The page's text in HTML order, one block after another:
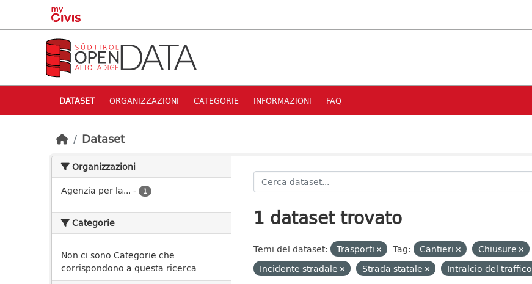
Skip to main content
DATASET ORGANIZZAZIONI CATEGORIE INFORMAZIONI FAQ
Dataset
Organizzazioni
Agenzia per la... - 1
Categorie
Non ci sono Categorie che
corrispondono a questa ricerca
1 dataset trovato
Temi del dataset: Trasporti Tag: Cantieri
Chiusure
Incidente stradale
Strada statale Intralcio del traffico